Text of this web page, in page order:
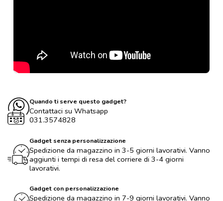
Quando ti serve questo gadget?
Contattaci su Whatsapp
031.3574828
Gadget senza personalizzazione
Spedizione da magazzino in 3-5 giorni lavorativi. Vanno
aggiunti i tempi di resa del corriere di 3-4 giorni
lavorativi.
Gadget con personalizzazione
Spedizione da magazzino in 7-9 giorni lavorativi. Vanno